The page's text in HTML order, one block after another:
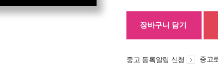
장바구니 담기
중고 등록알림 신청 중고